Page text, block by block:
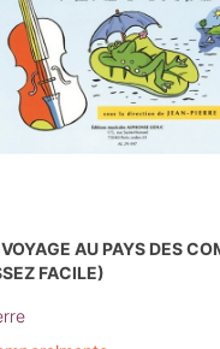
AU PAYS DES
FACILE)